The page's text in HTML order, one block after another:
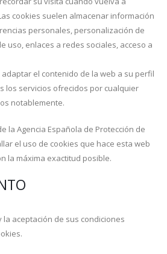
cookies suelen almacenar información
personales, personalización de
uso, enlaces a redes sociales, acceso a
el contenido de la web a su perfil
los servicios ofrecidos por cualquier
notablemente.
la Agencia Española de Protección de
el uso de cookies que hace esta web
la máxima exactitud posible.
la aceptación de sus condiciones